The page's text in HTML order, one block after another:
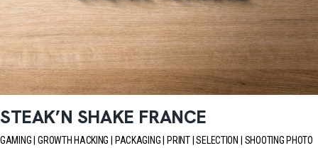
STEAK’N SHAKE FRANCE
GAMING GROWTH HACKING PACKAGING PRINT SELECTION
SHOOTING PHOTO